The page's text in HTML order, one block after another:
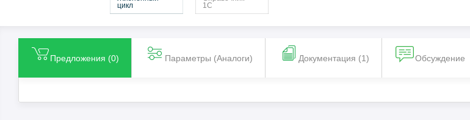
Предложения (0) Параметры (Aналоги) Документация (1) Обсуждение